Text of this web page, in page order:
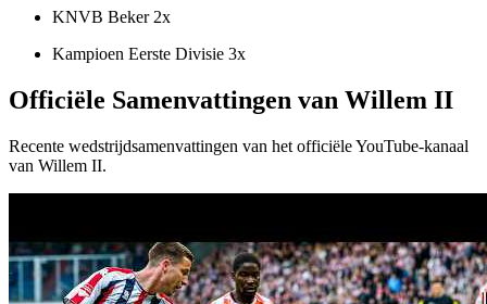
KNVB Beker 2x
Kampioen Eerste Divisie 3x
Officiële Samenvattingen van Willem II
Recente wedstrijdsamenvattingen van het officiële YouTube-kanaal
van Willem II.